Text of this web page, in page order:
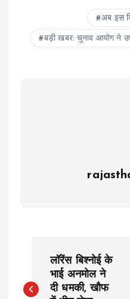
अब इस
बड़ी खबर: चुनाव आयोग ने
o
लॉरेंस बिश्नोई के
भाई अनमोल ने
दी धमकी, खौफ